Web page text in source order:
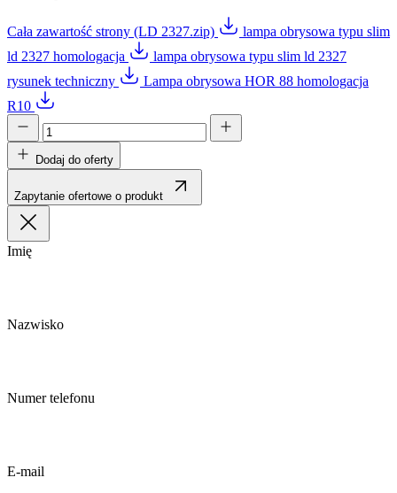
Cała zawartość strony (LD 2327.zip)
lampa obrysowa typu slim
ld 2327 homologacja
lampa obrysowa typu slim ld 2327
rysunek techniczny
Lampa obrysowa HOR 88 homologacja
R10
Dodaj do oferty
Zapytanie ofertowe o produkt
Imię
Nazwisko
Numer telefonu
E-mail